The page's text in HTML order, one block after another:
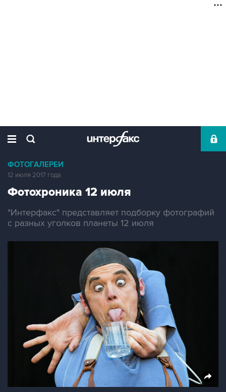
ФОТОГАЛЕРЕИ
12 июля 2017 года
Фотохроника 12 июля
"Интерфакс" представляет подборку фотографий
с разных уголков планеты 12 июля